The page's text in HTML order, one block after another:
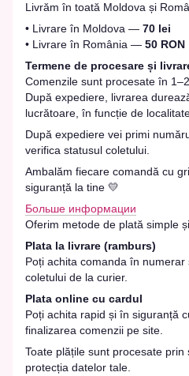
Livrăm în toată Moldova și
• Livrare în Moldova — 70 lei
• Livrare în România — 50 RON
Termene de procesare și
Comenzile sunt procesate în
După expediere, livrarea
lucrătoare, în funcție de
După expediere vei primi
verifica statusul coletului.
Ambalăm fiecare comandă cu
siguranță la tine 💛
Больше информации
Oferim metode de plată simple
Plata la livrare (ramburs)
Poți achita comanda în
coletului de la curier.
Plata online cu cardul
Poți achita rapid și în siguranță
finalizarea comenzii pe site.
Toate plățile sunt procesate
protecția datelor tale.